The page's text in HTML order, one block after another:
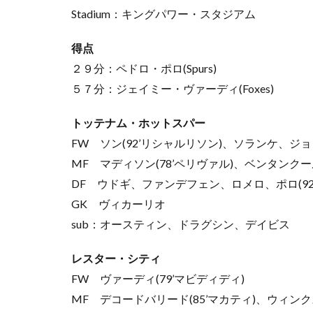
Stadium：キングパワー・スタジアム
得点
２９分：ペドロ・ポロ(Spurs)
５７分：ジェイミー・ヴァーディ(Foxes)
トッテナム・ホットスパー
FW ソン(92’リシャルリソン)、ソランケ、ジョ
MF マディソン(78’ペリヴァル)、ベンタンクー
DF ウドギ、ファンデフェン、ロメロ、ポロ
GK ヴィカーリオ
sub：オースティン、ドラグシン、デイビス
レスター・シティ
FW ヴァーディ(79’マビディディ)
MF デコードバリード(85’マカティ)、ウィン